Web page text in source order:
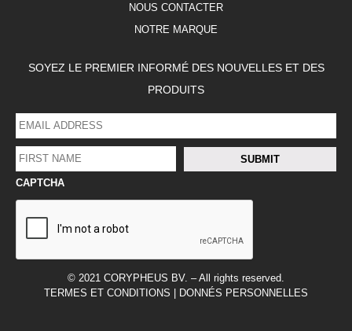
NOUS CONTACTER
NOTRE MARQUE
SOYEZ LE PREMIER INFORMÉ DES NOUVELLES ET DES
PRODUITS
EMAIL
ADDRESS
*
FIRST
NAME
*
CAPTCHA
SUBMIT
FACEBOOKLINKEDININSTAGRAM
© 2021 CORYPHEUS BV. – All rights reserved.
TERMES ET CONDITIONS
DONNÉS PERSONNELLES